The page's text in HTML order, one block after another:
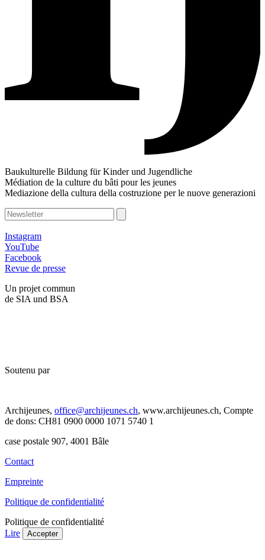
Baukulturelle Bildung für Kinder und Jugendliche
Médiation de la culture du bâti pour les jeunes
Mediazione della cultura della costruzione per le nuove generazioni
Instagram
YouTube
Facebook
Revue de presse
Un projet commun
de SIA und BSA
Soutenu par
Archijeunes, office@archijeunes.ch, www.archijeunes.ch, Compte
de dons: CH81 0900 0000 1071 5740 1
case postale 907, 4001 Bâle
Contact
Empreinte
Politique de confidentialité
Politique de confidentialité
Lire
Accepter